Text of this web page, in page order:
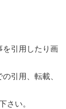
を引用したり画
引用、転載、
さい。